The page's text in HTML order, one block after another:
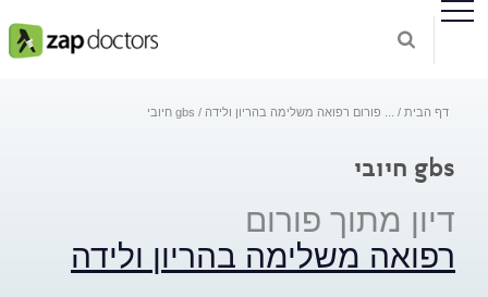
דף הבית פורום רפואה משלימה בהריון ולידה gbs חיובי
gbs חיובי
דיון מתוך פורום
רפואה משלימה בהריון ולידה